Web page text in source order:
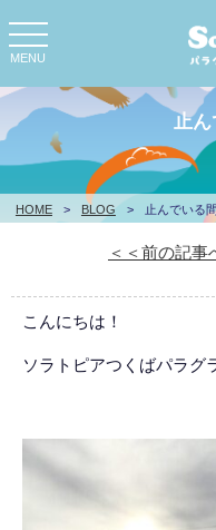
toggle
navigation
MENU
HOME > BLOG > 止んでいる
止ん
＜＜前の記事
こんにちは！
ソラトピアつくばパラグ